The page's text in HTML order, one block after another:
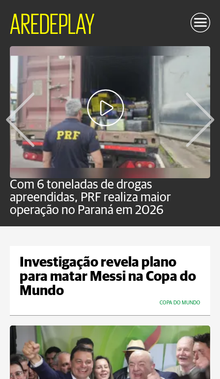
AREDEPLAY
Com 6 toneladas de drogas
apreendidas, PRF realiza maior
operação no Paraná em 2026
Investigação revela plano
para matar Messi na Copa do
Mundo
COPA DO MUNDO